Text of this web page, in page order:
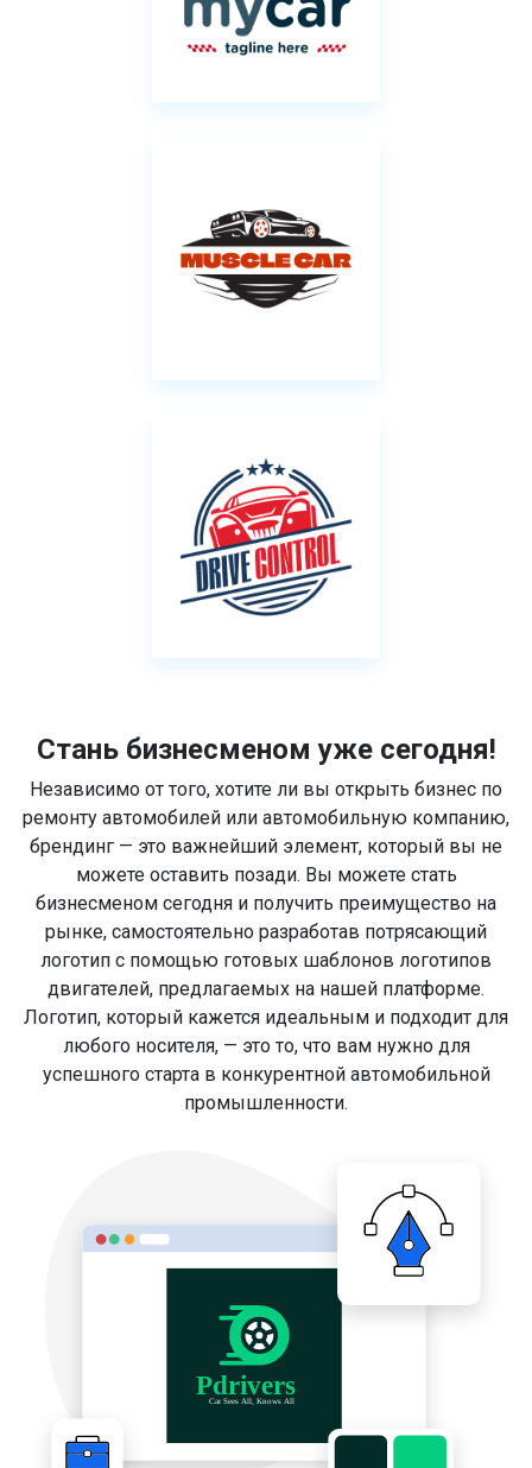
Стань бизнесменом уже сегодня!
Независимо от того, хотите ли вы открыть бизнес по
ремонту автомобилей или автомобильную компанию,
брендинг — это важнейший элемент, который вы не
можете оставить позади. Вы можете стать
бизнесменом сегодня и получить преимущество на
рынке, самостоятельно разработав потрясающий
логотип с помощью готовых шаблонов логотипов
двигателей, предлагаемых на нашей платформе.
Логотип, который кажется идеальным и подходит для
любого носителя, — это то, что вам нужно для
успешного старта в конкурентной автомобильной
промышленности.